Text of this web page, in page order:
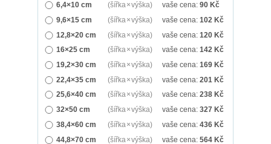
6,4×10 cm (šířka × výška) vaše cena: 90 Kč
9,6×15 cm
(šířka × výška) vaše cena: 102 Kč
12,8×20 cm
(šířka × výška) vaše cena: 120 Kč
16×25 cm
(šířka × výška) vaše cena: 142 Kč
19,2×30 cm
(šířka × výška) vaše cena: 169 Kč
22,4×35 cm
(šířka × výška) vaše cena: 201 Kč
25,6×40 cm
(šířka × výška) vaše cena: 238 Kč
32×50 cm
(šířka × výška) vaše cena: 327 Kč
38,4×60 cm
(šířka × výška) vaše cena: 436 Kč
44,8×70 cm
(šířka × výška) vaše cena: 564 Kč